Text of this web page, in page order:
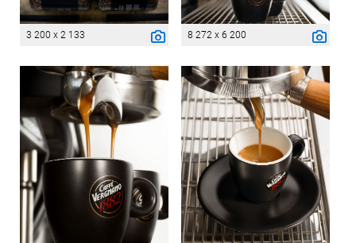
3 200 x 2 133 8 272 x 6 200